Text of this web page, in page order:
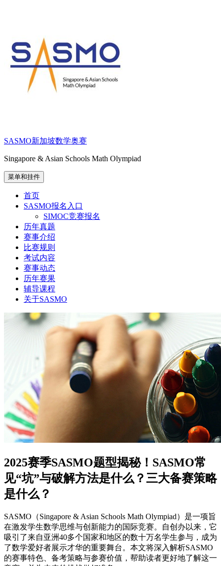
SASMO新加坡数学奥赛
Singapore & Asian Schools Math Olympiad
菜单和挂件
首页
SASMO报名入口
SIMOC竞赛报名
历年真题
赛事介绍
比赛规则
考试内容
赛事动态
历年赛果
辅导课程
关于SASMO
2025赛季SASMO题型揭秘！SASMO常
见“坑”与破解方法是什么？三大备赛策略
是什么？
SASMO（Singapore & Asian Schools Math Olympiad）是一项旨
在激发学生数学思维与创新能力的国际竞赛。自创办以来，它
吸引了来自亚洲40多个国家和地区的数十万名学生参与，成为
了数学爱好者展示才华的重要舞台。本文将深入解析SASMO
的赛事特色、备考策略与参赛价值，帮助读者更好地了解这一